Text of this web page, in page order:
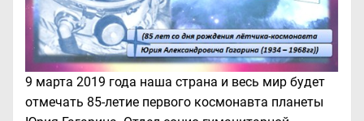
9 марта 2019 года наша страна и весь мир будет
отмечать 85-летие первого космонавта планеты